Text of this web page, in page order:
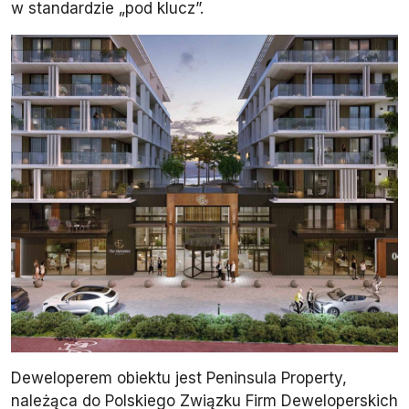
w standardzie „pod klucz”.
Deweloperem obiektu jest Peninsula Property,
należąca do Polskiego Związku Firm Deweloperskich